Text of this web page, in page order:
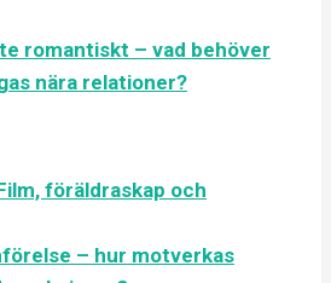
romantiskt – vad behöver
nära relationer?
föräldraskap och
– hur motverkas